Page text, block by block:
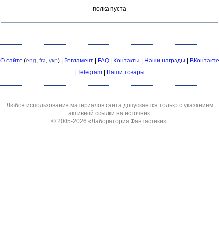
полка пуста
О сайте (eng, fra, укр) | Регламент| FAQ| Контакты Наши награды
ВКонтакте
Telegram Наши товары
Любое использование материалов сайта допускается только с указанием
активной ссылки на источник.
© 2005-2026 «Лаборатория Фантастики».